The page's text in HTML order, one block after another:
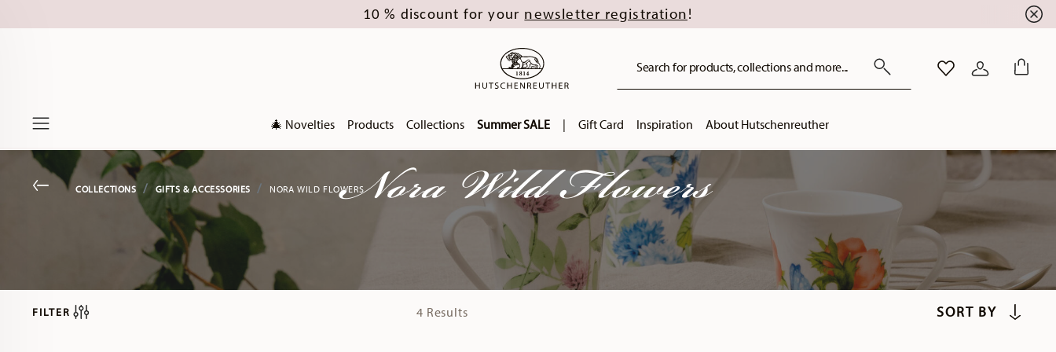
10 % discount for your newsletter registration !
Search for products, collections and more... WISHLISTLOGIN
🎄 Novelties Products Collections Summer SALE | Gift Card Inspiration About Hutschenreuther
Go backCOLLECTIONS GIFTS & ACCESSORIES NORA WILD FLOWERSNora Wild Flowers
FILTER 4 Results